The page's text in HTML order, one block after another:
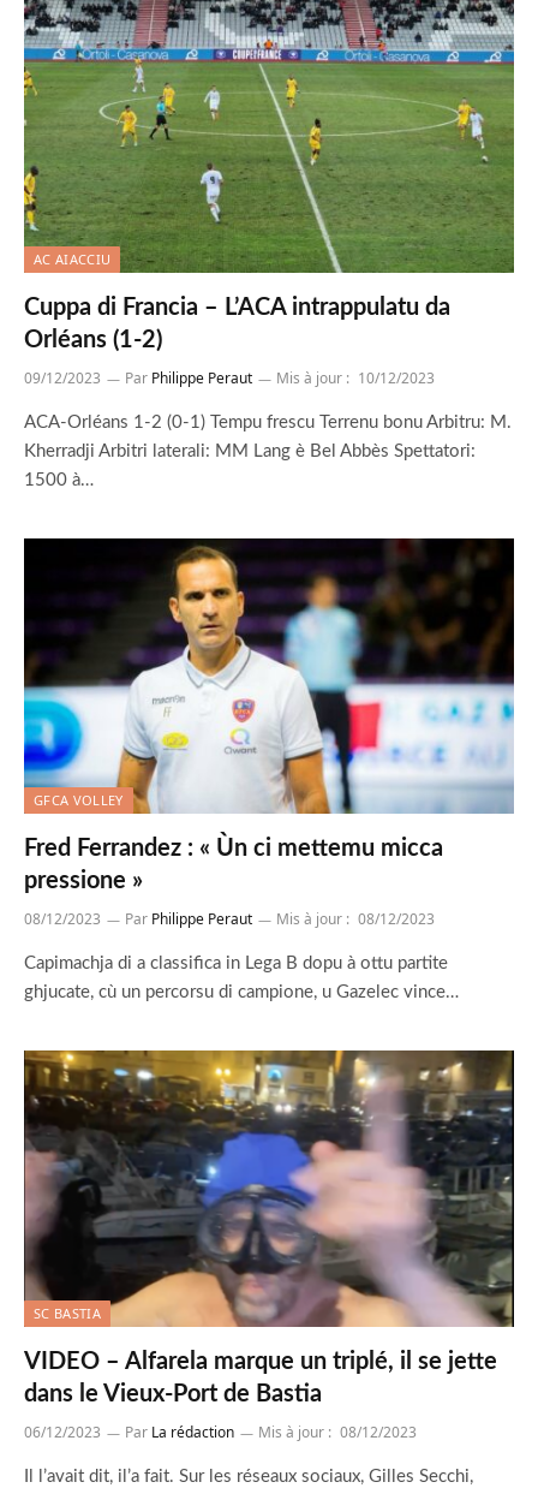
AC AIACCIU
Cuppa di Francia – L’ACA intrappulatu da
Orléans (1-2)
09/12/2023 Par Philippe Peraut Mis à jour : 10/12/2023
ACA-Orléans 1-2 (0-1) Tempu frescu Terrenu bonu Arbitru: M.
Kherradji Arbitri laterali: MM Lang è Bel Abbès Spettatori:
1500 à…
GFCA VOLLEY
Fred Ferrandez : « Ùn ci mettemu micca
pressione »
08/12/2023 Par Philippe Peraut Mis à jour : 08/12/2023
Capimachja di a classifica in Lega B dopu à ottu partite
ghjucate, cù un percorsu di campione, u Gazelec vince…
SC BASTIA
VIDEO – Alfarela marque un triplé, il se jette
dans le Vieux-Port de Bastia
06/12/2023 Par La rédaction Mis à jour : 08/12/2023
Il l’avait dit, il’a fait. Sur les réseaux sociaux, Gilles Secchi,